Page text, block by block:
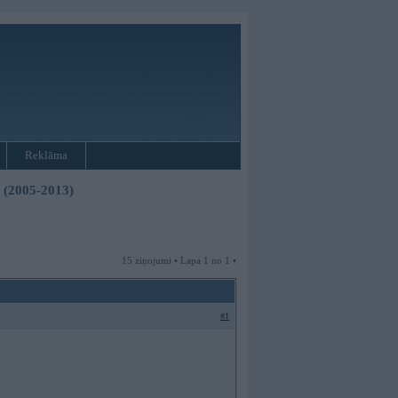
Reklāma
2013)
15 ziņojumi • Lapa 1 no 1 •
#1